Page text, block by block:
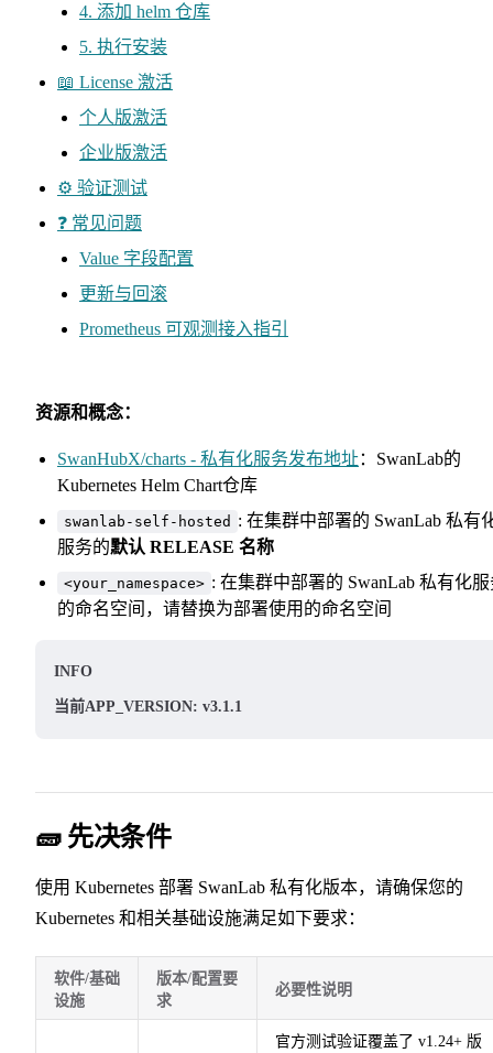
4. 添加 helm 仓库
5. 执行安装
📖 License 激活
个人版激活
企业版激活
⚙️ 验证测试
❓ 常见问题
Value 字段配置
更新与回滚
Prometheus 可观测接入指引
资源和概念：
SwanHubX/charts - 私有化服务发布地址：SwanLab的
Kubernetes Helm Chart仓库
swanlab-self-hosted : 在集群中部署的 SwanLab 私有
服务的默认 RELEASE 名称
<your_namespace> : 在集群中部署的 SwanLab 私有化
的命名空间，请替换为部署使用的命名空间
INFO
当前APP_VERSION: v3.1.1
🧱 先决条件
使用 Kubernetes 部署 SwanLab 私有化版本，请确保您的
Kubernetes 和相关基础设施满足如下要求：
软件/基础
设施
版本/配置要
求
必要性说明
官方测试验证覆盖了 v1.24+ 版